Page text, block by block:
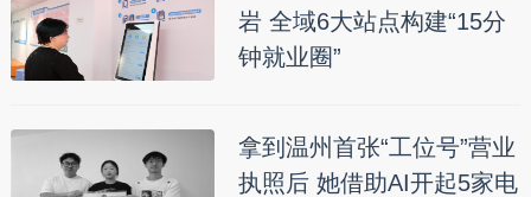
岩 全域6大站点构建“15分
钟就业圈”
拿到温州首张“工位号”营业
执照后 她借助AI开起5家电